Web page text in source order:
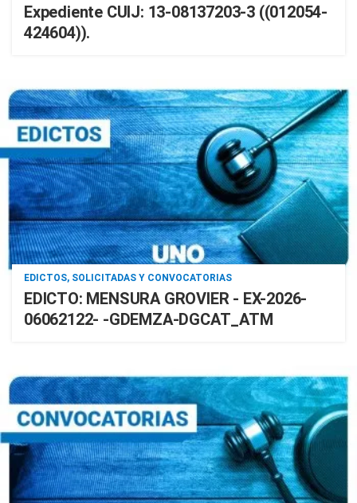
Expediente CUIJ: 13-08137203-3 ((012054-
424604)).
EDICTOS, SOLICITADAS Y CONVOCATORIAS
EDICTO: MENSURA GROVIER - EX-2026-
06062122- -GDEMZA-DGCAT_ATM